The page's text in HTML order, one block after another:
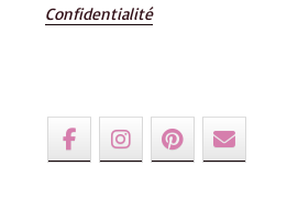
Confidentialité